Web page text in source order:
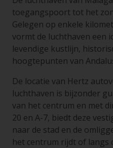
toegangspoort tot het
Gelegen op enkele
vormt de luchthaven een
levendige kustlijn,
hoogtepunten van
De locatie van Hertz
luchthaven is bijzonder
van het centrum en met
20 en A-7, biedt deze
naar de stad en de
het centrum rijdt of langs